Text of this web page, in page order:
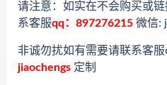
请注意：如实在不会购买或
系客服qq：897276215 微信:
非诚勿扰如有需要请联系客
jiaochengs 定制